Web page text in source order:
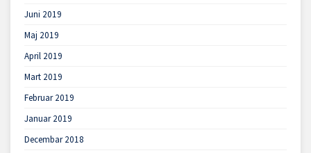
Juni 2019
Maj 2019
April 2019
Mart 2019
Februar 2019
Januar 2019
Decembar 2018